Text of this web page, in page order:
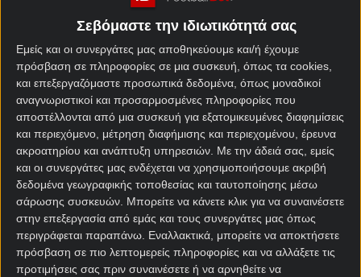
Σεβόμαστε την ιδιωτικότητά σας
Εμείς και οι συνεργάτες μας αποθηκεύουμε και/ή έχουμε
πρόσβαση σε πληροφορίες σε μια συσκευή, όπως τα cookies,
και επεξεργαζόμαστε προσωπικά δεδομένα, όπως μοναδικοί
αναγνωριστικοί και προσαρμοσμένες πληροφορίες που
αποστέλλονται από μια συσκευή για εξατομικευμένες διαφημίσεις
και περιεχόμενο, μέτρηση διαφήμισης και περιεχομένου, έρευνα
ακροατηρίου και ανάπτυξη υπηρεσιών. Με την άδειά σας, εμείς
και οι συνεργάτες μας ενδέχεται να χρησιμοποιήσουμε ακριβή
δεδομένα γεωγραφικής τοποθεσίας και ταυτοποίησης μέσω
σάρωσης συσκευών. Μπορείτε να κάνετε κλικ για να συναινέσετε
στην επεξεργασία από εμάς και τους συνεργάτες μας όπως
περιγράφεται παραπάνω. Εναλλακτικά, μπορείτε να αποκτήσετε
πρόσβαση σε πιο λεπτομερείς πληροφορίες και να αλλάξετε τις
προτιμήσεις σας πριν συναινέσετε ή να αρνηθείτε να
Τα επιτυχημένα ποσοστά των τελευταίων ημερών
θα προσπαθήσουμε να συνεχίσουμε σήμερα στο
βασικό μας ποντάρισμα.
Το πιο δυνατό bet της ημέρας ανήκει στο Χ2 της
Αταλάντα απέναντι στην Ρεάλ με απόδοση 1.82.
[desktopbanner3 text=”Pamestoixima, το παιχνίδι
σου καλύτερο ΕΔΩ!” etairia=”Pamestoixima”
oroi=”21+ | MGA” ]
Οι γηπεδούχοι έχουν προβάδισμα από το 1-0 του
πρώτου αγώνα, ωστόσο η Ατάλαντα έχει τη
δυνατότητα να δημιουργήσει προβλήματα στους
Ισπανούς.